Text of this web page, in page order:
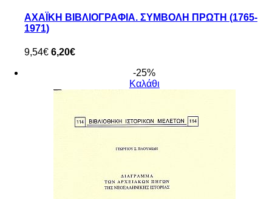
ΑΧΑΪΚΗ ΒΙΒΛΙΟΓΡΑΦΙΑ. ΣΥΜΒΟΛΗ ΠΡΩΤΗ (1765-
1971)
9,54€ 6,20€
-25%
Καλάθι